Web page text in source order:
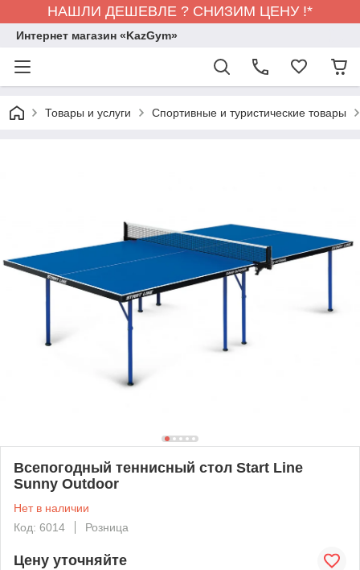
НАШЛИ ДЕШЕВЛЕ ? СНИЗИМ ЦЕНУ !*
Интернет магазин «KazGym»
Товары и услуги Спортивные и туристические товары
Всепогодный теннисный стол Start Line
Sunny Outdoor
Нет в наличии
Код: 6014
Розница
Цену уточняйте